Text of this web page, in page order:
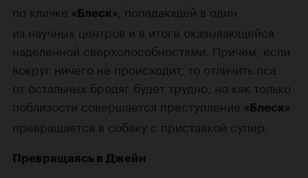
по кличке «Блеск»
, попадающей в один
из научных центров и в итоге оказывающейся
наделенной сверхспособностями. Причем, если
вокруг ничего не происходит, то отличить пса
от остальных бродяг будет трудно, но как только
поблизости совершается преступление «Блеск»
превращается в собаку с приставкой супер.
Превращаясь в Джейн